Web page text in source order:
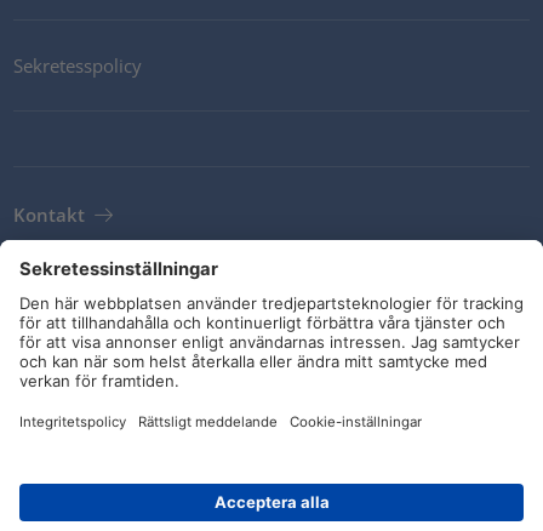
Sekretesspolicy
Kontakt
Leveransvillkor
Riktlinjer och åtaganden
Sociala medier